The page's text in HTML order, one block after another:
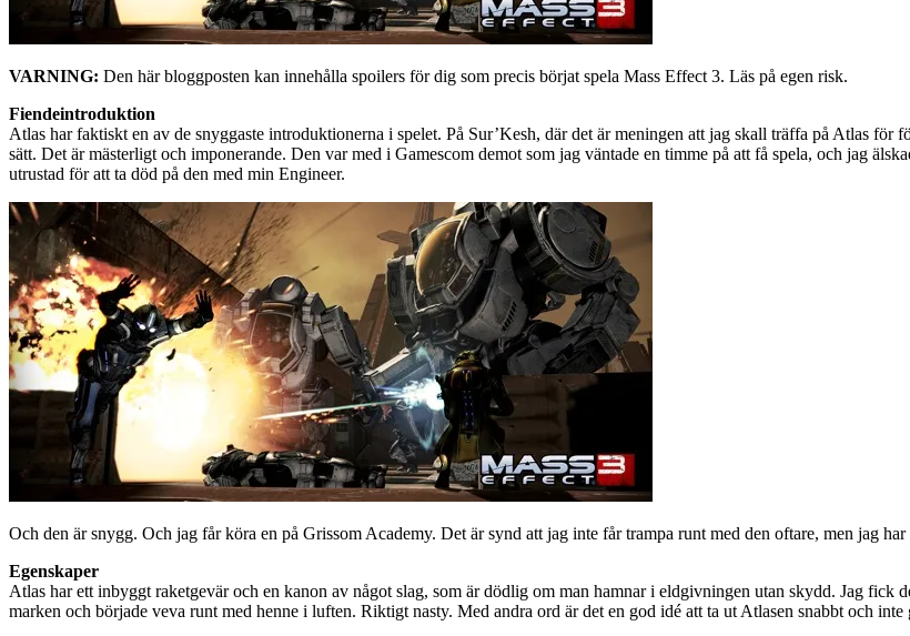
VARNING: Den här bloggposten kan innehålla spoilers för dig som precis börjat spela Mass Effect 3. Läs på egen risk.
Fiendeintroduktion
Atlas har faktiskt en av de snyggaste introduktionerna i spelet. På Sur’Kesh, där det är meningen att jag skall träffa på Atlas
sätt. Det är mästerligt och imponerande. Den var med i Gamescom demot som jag väntade en timme på att få spela, och jag
utrustad för att ta död på den med min Engineer.
Och den är snygg. Och jag får köra en på Grissom Academy. Det är synd att jag inte får trampa runt med den oftare, men jag
Egenskaper
Atlas har ett inbyggt raketgevär och en kanon av något slag, som är dödlig om man hamnar i eldgivningen utan skydd. Jag
marken och började veva runt med henne i luften. Riktigt nasty. Med andra ord är det en god idé att ta ut Atlasen snabbt och